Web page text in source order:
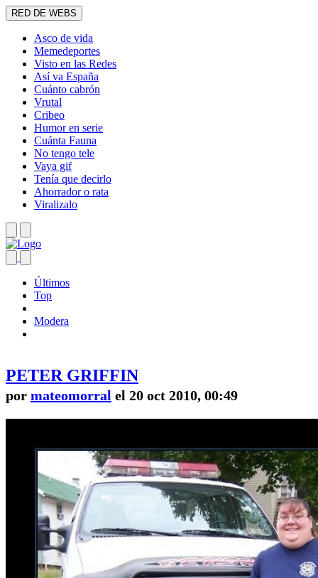
RED DE WEBS
Asco de vida
Memedeportes
Visto en las Redes
Así va España
Cuánto cabrón
Vrutal
Cribeo
Humor en serie
Cuánta Fauna
No tengo tele
Vaya gif
Tenía que decirlo
Ahorrador o rata
Viralizalo
Últimos
Top
Modera
PETER GRIFFIN
por mateomorral el 20 oct 2010, 00:49